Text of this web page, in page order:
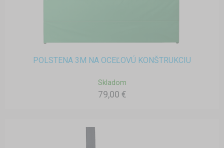
POLSTENA 3M NA OCEĽOVÚ KONŠTRUKCIU
Skladom
79,00 €